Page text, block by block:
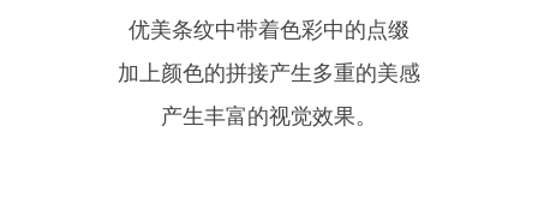
优美条纹中带着色彩中的点缀
加上颜色的拼接产生多重的美感
产生丰富的视觉效果。